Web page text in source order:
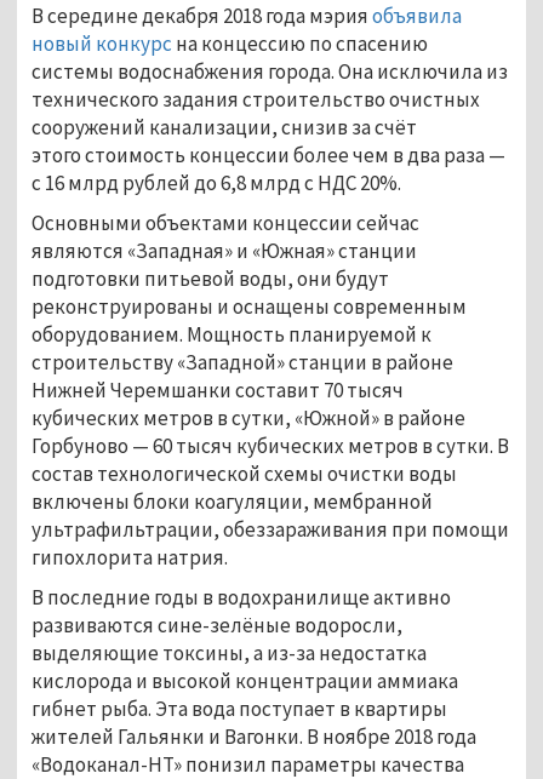
В середине декабря 2018 года мэрияобъявила
новый конкурс на концессию по спасению
системы водоснабжения города. Она исключила из
технического задания строительство очистных
сооружений канализации, снизив за счёт
этого стоимость концессии более чем в два раза —
с 16 млрд рублей до 6,8 млрд с НДС 20%.
Основными объектами концессии сейчас
являются «Западная» и «Южная» станции
подготовки питьевой воды, они будут
реконструированы и оснащены современным
оборудованием. Мощность планируемой к
строительству «Западной» станции в районе
Нижней Черемшанки составит 70 тысяч
кубических метров в сутки, «Южной» в районе
Горбуново — 60 тысяч кубических метров в сутки. В
состав технологической схемы очистки воды
включены блоки коагуляции, мембранной
ультрафильтрации, обеззараживания при помощи
гипохлорита натрия.
В последние годы в водохранилище активно
развиваются сине-зелёные водоросли,
выделяющие токсины, а из-за недостатка
кислорода и высокой концентрации аммиака
гибнет рыба. Эта вода поступает в квартиры
жителей Гальянки и Вагонки. В ноябре 2018 года
«Водоканал-НТ» понизил параметры качества